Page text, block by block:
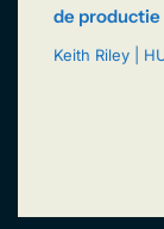
de productie
Keith Riley |